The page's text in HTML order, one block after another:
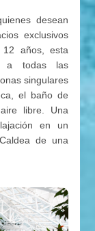
desean
exclusivos
12 años, esta
a todas las
singulares
el baño de
libre. Una
en un
de una